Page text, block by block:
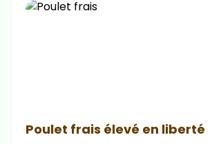
Poulet frais élevé en liberté